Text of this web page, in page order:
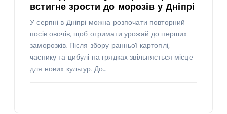
встигне зрости до морозів у Дніпрі
У серпні в Дніпрі можна розпочати повторний
посів овочів, щоб отримати урожай до перших
заморозків. Після збору ранньої картоплі,
часнику та цибулі на грядках звільняється місце
для нових культур. До…